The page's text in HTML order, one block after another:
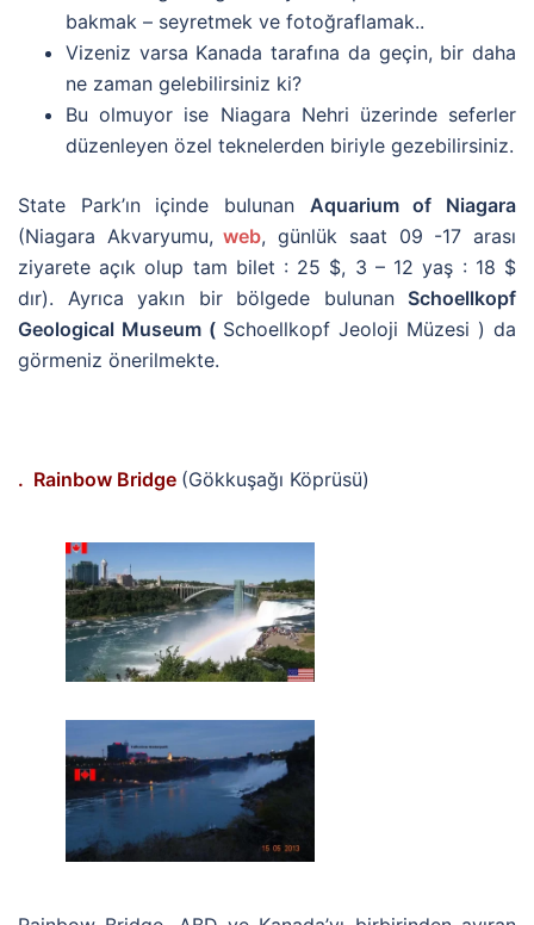
bakmak – seyretmek ve fotoğraflamak..
Vizeniz varsa Kanada tarafına da geçin, bir daha
ne zaman gelebilirsiniz ki?
Bu olmuyor ise Niagara Nehri üzerinde seferler
düzenleyen özel teknelerden biriyle gezebilirsiniz.
State Park’ın içinde bulunan Aquarium of Niagara
(Niagara Akvaryumu, web, günlük saat 09 -17 arası
ziyarete açık olup tam bilet : 25 $, 3 – 12 yaş : 18 $
dır). Ayrıca yakın bir bölgede bulunan Schoellkopf
Geological Museum ( Schoellkopf Jeoloji Müzesi ) da
görmeniz önerilmekte.
. Rainbow Bridge (Gökkuşağı Köprüsü)